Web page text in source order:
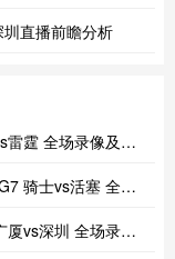
直播前瞻分析
全场录像及集锦
活塞 全场录像及集锦
圳 全场录像及集锦